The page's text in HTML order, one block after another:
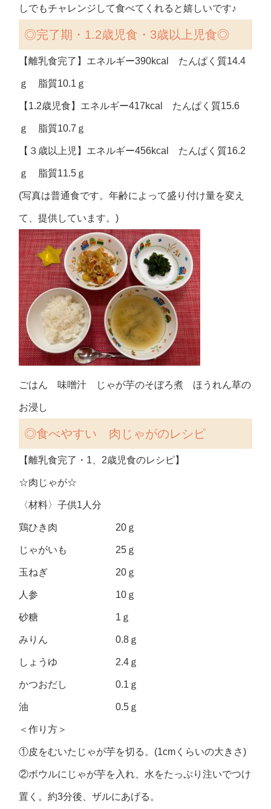
しでもチャレンジして食べてくれると嬉しいです♪
◎完了期・1.2歳児食・3歳以上児食◎
【離乳食完了】エネルギー390kcal たんぱく質14.4
ｇ 脂質10.1ｇ
【1.2歳児食】エネルギー417kcal たんぱく質15.6
ｇ 脂質10.7ｇ
【３歳以上児】エネルギー456kcal たんぱく質16.2
ｇ 脂質11.5ｇ
(写真は普通食です。年齢によって盛り付け量を変え
て、提供しています。)
ごはん 味噌汁 じゃが芋のそぼろ煮 ほうれん草の
お浸し
◎食べやすい 肉じゃがのレシピ
【離乳食完了・1、2歳児食のレシピ】
☆肉じゃが☆
〈材料〉子供1人分
鶏ひき肉 20ｇ
じゃがいも 25ｇ
玉ねぎ 20ｇ
人参 10ｇ
砂糖 1ｇ
みりん 0.8ｇ
しょうゆ 2.4ｇ
かつおだし 0.1ｇ
油 0.5ｇ
＜作り方＞
①皮をむいたじゃが芋を切る。(1cmくらいの大きさ)
②ボウルにじゃが芋を入れ、水をたっぷり注いでつけ
置く。約3分後、ザルにあげる。